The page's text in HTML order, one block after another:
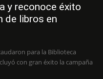
y reconoce éxito
de libros en
para la Biblioteca